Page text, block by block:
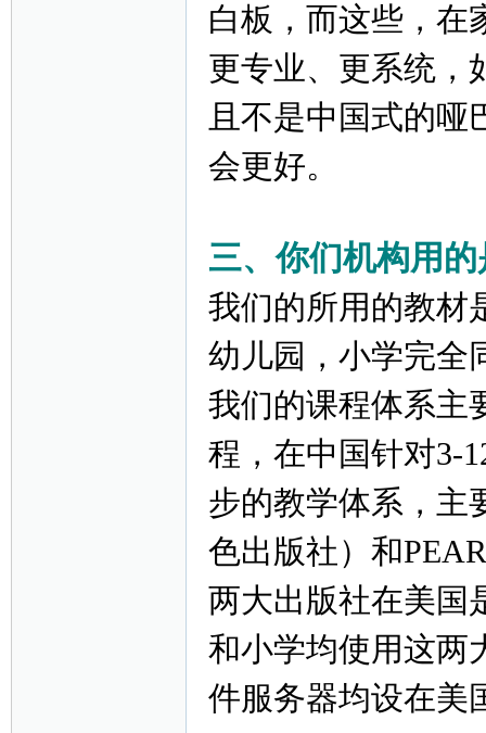
白板，而这些，在
更专业、更系统，
且不是中国式的哑
会更好。
三、你们机构用
我们的所用的教材
幼儿园，小学完全
我们的课程体系主
程，在中国针对3-
步的教学体系，主
色出版社）和
两大出版社在美国
和小学均使用这两
件服务器均设在美